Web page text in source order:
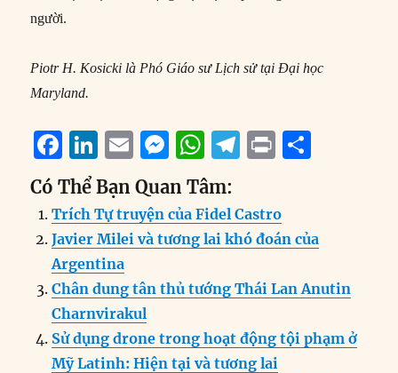
người.
Piotr H. Kosicki là Phó Giáo sư Lịch sử tại Đại học
Maryland.
F
a
c
e
b
o
o
k
Li
n
k
e
d
I
n
E
m
ai
l
M
ss
e
n
g
W
h
at
s
A
p
T
e
g
r
a
P
t
re
Có Thể Bạn Quan Tâm:
Trích Tự truyện của Fidel Castro
Javier Milei và tương lai khó đoán của
Argentina
Chân dung tân thủ tướng Thái Lan Anutin
Charnvirakul
Sử dụng drone trong hoạt động tội phạm ở
Mỹ Latinh: Hiện tại và tương lai